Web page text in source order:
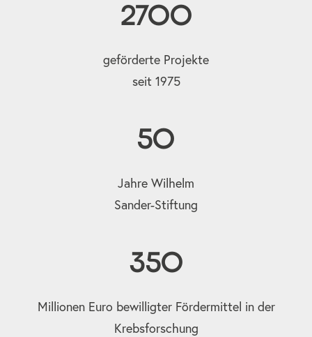
2700
geförderte Projekte
seit 1975
50
Jahre Wilhelm
Sander-Stiftung
350
Millionen Euro bewilligter Fördermittel in der
Krebsforschung